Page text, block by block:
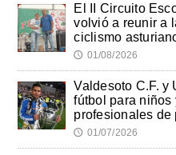
El II Circuito
volvió a reunir a
ciclismo
🕔 01/08/2026
Valdesoto C.F. y
fútbol para niños
profesionales de
🕔 01/07/2026